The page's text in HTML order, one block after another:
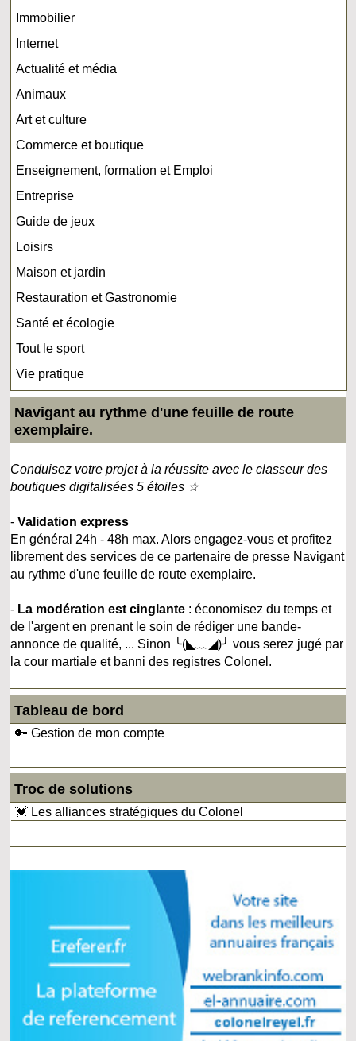
Immobilier
Internet
Actualité et média
Animaux
Art et culture
Commerce et boutique
Enseignement, formation et Emploi
Entreprise
Guide de jeux
Loisirs
Maison et jardin
Restauration et Gastronomie
Santé et écologie
Tout le sport
Vie pratique
Navigant au rythme d'une feuille de route
exemplaire.
Conduisez votre projet à la réussite avec le classeur des
boutiques digitalisées 5 étoiles ☆
-Validation express
En général 24h - 48h max. Alors engagez-vous et profitez
librement des services de ce partenaire de presse Navigant
au rythme d'une feuille de route exemplaire.
- La modération est cinglante : économisez du temps et
de l'argent en prenant le soin de rédiger une bande-
annonce de qualité, ... Sinon ╰(◣﹏◢)╯ vous serez jugé par
la cour martiale et banni des registres Colonel.
Tableau de bord
🔑 Gestion de mon compte
Troc de solutions
💓 Les alliances stratégiques du Colonel